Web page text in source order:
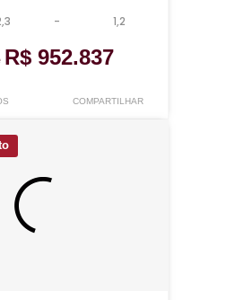
- 1,2
R$ 952.837
COMPARTILHAR